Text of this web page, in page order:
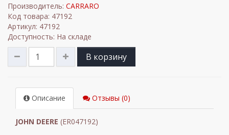
Производитель: CARRARO
Код товара: 47192
Артикул: 47192
Доступность: На складе
В корзину
Описание Отзывы (0)
JOHN DEERE (ER047192)